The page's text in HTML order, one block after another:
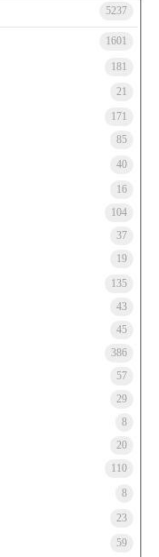
5237
1601
181
21
171
85
40
16
104
37
19
135
43
45
386
57
29
8
20
110
8
23
59